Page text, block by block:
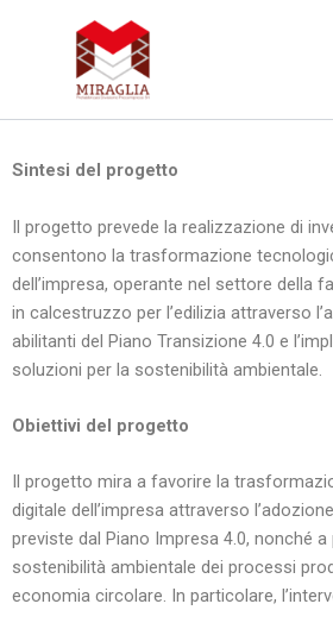
contenuto
Sintesi del progetto
Il progetto prevede la realizzazione di
consentono la trasformazione
dell’impresa, operante nel settore della
in calcestruzzo per l’edilizia attraverso
abilitanti del Piano Transizione 4.0 e
soluzioni per la sostenibilità ambientale.
Obiettivi del progetto
Il progetto mira a favorire la
digitale dell’impresa attraverso
previste dal Piano Impresa 4.0, nonché
sostenibilità ambientale dei processi
economia circolare. In particolare,